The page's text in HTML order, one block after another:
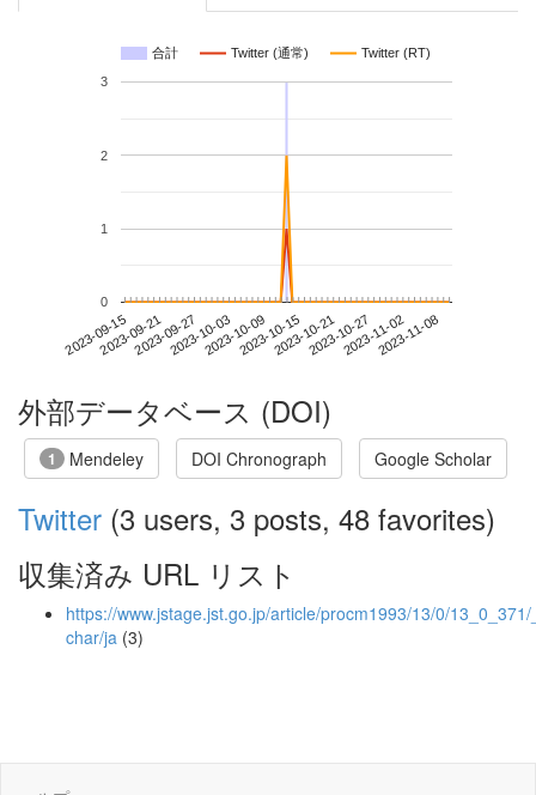
合計 Twitter (通常) Twitter (RT)
2023-09-152023-09-212023-09-272023-10-032023-10-092023-10-152023-10-212023-10-272023-11-022023-11-08
0
1
2
3
外部データベース (DOI)
1 Mendeley DOI Chronograph Google Scholar
Twitter (3 users, 3 posts, 48 favorites)
収集済み URL リスト
https://www.jstage.jst.go.jp/article/procm1993/13/0/
char/ja (3)